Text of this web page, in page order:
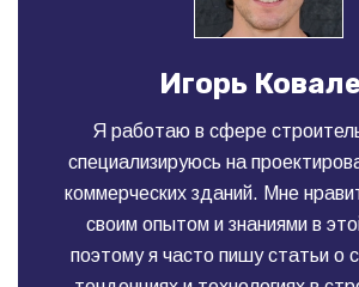
Игорь
Я работаю в сфере
специализируюсь на
коммерческих зданий. Мне
своим опытом и знаниями в
поэтому я часто пишу статьи о